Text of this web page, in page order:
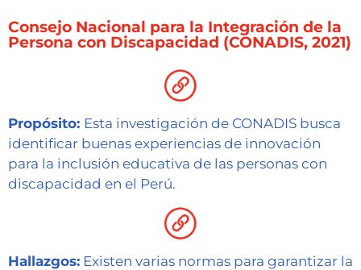
reclamos
Consejo Nacional para la Integración de la
Persona con Discapacidad (CONADIS, 2021)
Propósito: Esta investigación de CONADIS busca
identificar buenas experiencias de innovación
para la inclusión educativa de las personas con
discapacidad en el Perú.
Hallazgos: Existen varias normas para garantizar la